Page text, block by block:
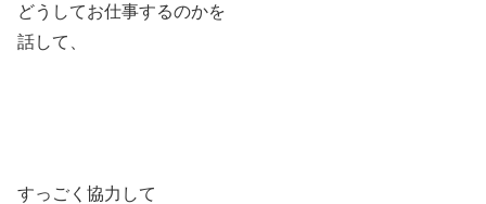
どうしてお仕事するのかを
話して、
すっごく協力して